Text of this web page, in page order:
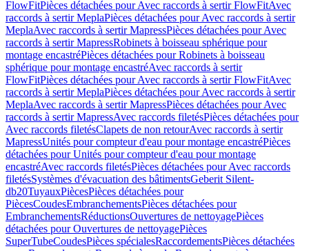
FlowFitPièces détachées pour Avec raccords à sertir FlowFitAvec
raccords à sertir MeplaPièces détachées pour Avec raccords à sertir
MeplaAvec raccords à sertir MapressPièces détachées pour Avec
raccords à sertir MapressRobinets à boisseau sphérique pour
montage encastréPièces détachées pour Robinets à boisseau
sphérique pour montage encastréAvec raccords à sertir
FlowFitPièces détachées pour Avec raccords à sertir FlowFitAvec
raccords à sertir MeplaPièces détachées pour Avec raccords à sertir
MeplaAvec raccords à sertir MapressPièces détachées pour Avec
raccords à sertir MapressAvec raccords filetésPièces détachées pour
Avec raccords filetésClapets de non retourAvec raccords à sertir
MapressUnités pour compteur d'eau pour montage encastréPièces
détachées pour Unités pour compteur d'eau pour montage
encastréAvec raccords filetésPièces détachées pour Avec raccords
filetésSystèmes d'évacuation des bâtimentsGeberit Silent-
db20TuyauxPiècesPièces détachées pour
PiècesCoudesEmbranchementsPièces détachées pour
EmbranchementsRéductionsOuvertures de nettoyagePièces
détachées pour Ouvertures de nettoyagePièces
SuperTubeCoudesPièces spécialesRaccordementsPièces détachées